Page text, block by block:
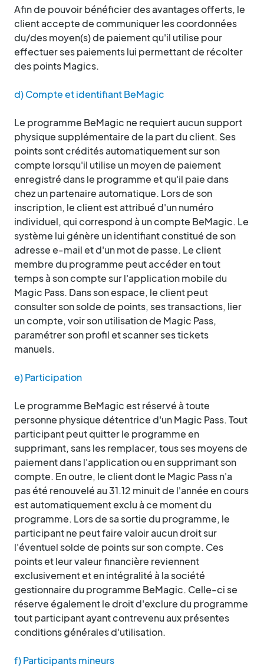
Afin de pouvoir bénéficier des avantages offerts, le
client accepte de communiquer les coordonnées
du/des moyen(s) de paiement qu'il utilise pour
effectuer ses paiements lui permettant de récolter
des points Magics.
d) Compte et identifiant BeMagic
Le programme BeMagic ne requiert aucun support
physique supplémentaire de la part du client. Ses
points sont crédités automatiquement sur son
compte lorsqu'il utilise un moyen de paiement
enregistré dans le programme et qu'il paie dans
chez un partenaire automatique. Lors de son
inscription, le client est attribué d'un numéro
individuel, qui correspond à un compte BeMagic. Le
système lui génère un identifiant constitué de son
adresse e-mail et d'un mot de passe. Le client
membre du programme peut accéder en tout
temps à son compte sur l'application mobile du
Magic Pass. Dans son espace, le client peut
consulter son solde de points, ses transactions, lier
un compte, voir son utilisation de Magic Pass,
paramétrer son profil et scanner ses tickets
manuels.
e) Participation
Le programme BeMagic est réservé à toute
personne physique détentrice d'un Magic Pass. Tout
participant peut quitter le programme en
supprimant, sans les remplacer, tous ses moyens de
paiement dans l'application ou en supprimant son
compte. En outre, le client dont le Magic Pass n'a
pas été renouvelé au 31.12 minuit de l'année en cours
est automatiquement exclu à ce moment du
programme. Lors de sa sortie du programme, le
participant ne peut faire valoir aucun droit sur
l'éventuel solde de points sur son compte. Ces
points et leur valeur financière reviennent
exclusivement et en intégralité à la société
gestionnaire du programme BeMagic. Celle-ci se
réserve également le droit d'exclure du programme
tout participant ayant contrevenu aux présentes
conditions générales d'utilisation.
f) Participants mineurs